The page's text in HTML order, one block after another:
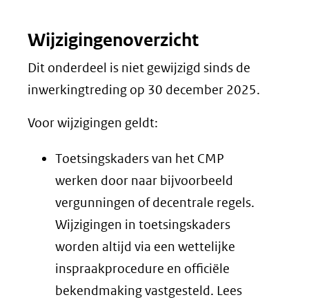
Wijzigingenoverzicht
Dit onderdeel is niet gewijzigd sinds de
inwerkingtreding op 30 december 2025.
Voor wijzigingen geldt:
Toetsingskaders van het CMP
werken door naar bijvoorbeeld
vergunningen of decentrale regels.
Wijzigingen in toetsingskaders
worden altijd via een wettelijke
inspraakprocedure en officiële
bekendmaking vastgesteld. Lees